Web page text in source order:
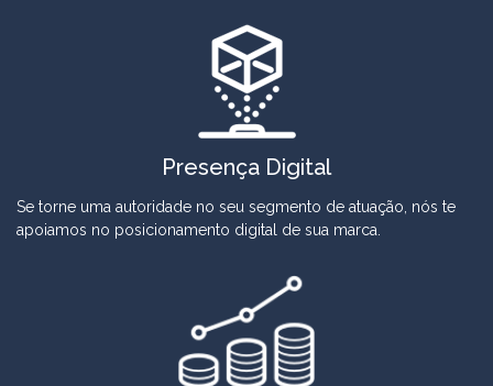
Presença Digital
Se torne uma autoridade no seu segmento de atuação, nós te
apoiamos no posicionamento digital de sua marca.